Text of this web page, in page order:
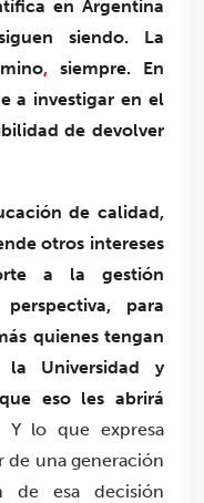
en Argentina
siendo. La
, siempre. En
a investigar en el
de devolver
de calidad,
otros intereses
a la gestión
para
quienes tengan
Universidad y
eso les abrirá
Y lo que expresa
de una generación
de esa decisión